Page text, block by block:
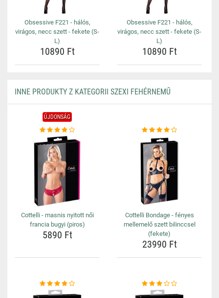
Obsessive F221 - hálós,
virágos, necc szett - fekete (S-
L)
10890 Ft
Obsessive F221 - hálós,
virágos, necc szett - fekete (S-
L)
10890 Ft
INNE PRODUKTY Z KATEGORII SZEXI FEHÉRNEMŰ
ÚJDONSÁG
Cottelli - masnis nyitott női
francia bugyi (piros)
5890 Ft
Cottelli Bondage - fényes
mellemelő szett bilinccsel
(fekete)
23990 Ft